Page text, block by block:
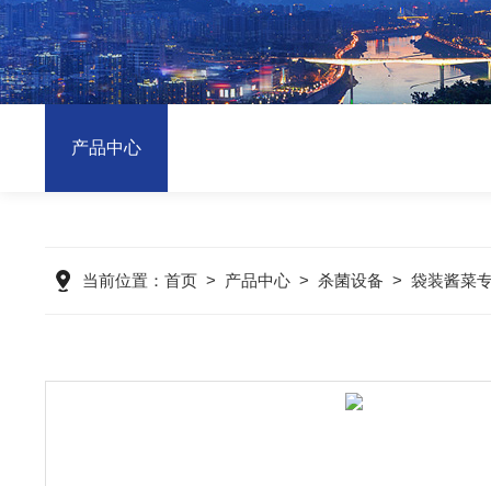
产品中心
当前位置： 首页> 产品中心> 杀菌设备 > 袋装酱菜